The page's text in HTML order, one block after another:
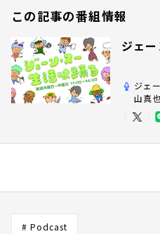
この記事の番組情報
ジェ
ジェ
山真
# Podcast